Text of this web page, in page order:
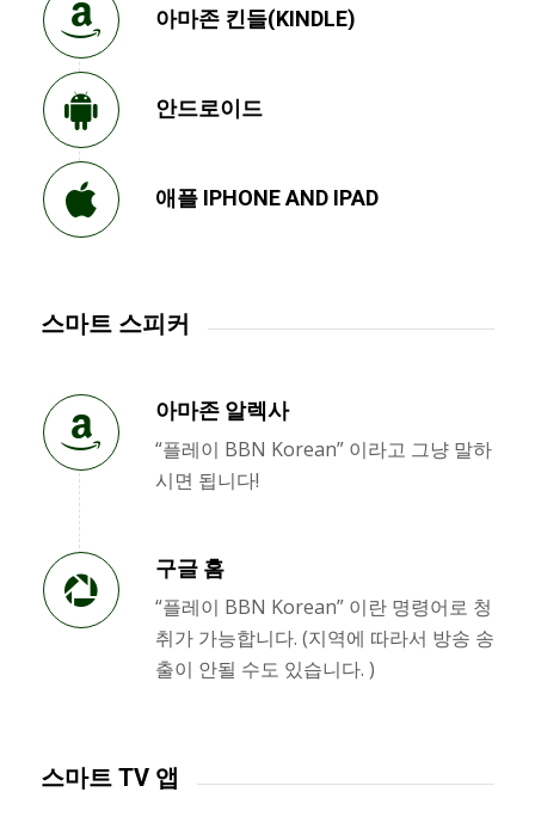
아마존 킨들(KINDLE)
안드로이드
애플 IPHONE AND IPAD
스마트 스피커
아마존 알렉사
“플레이 BBN Korean” 이라고 그냥 말하
시면 됩니다!
구글 홈
“플레이 BBN Korean” 이란 명령어로 청
취가 가능합니다. (지역에 따라서 방송 송
출이 안될 수도 있습니다. )
스마트 TV 앱